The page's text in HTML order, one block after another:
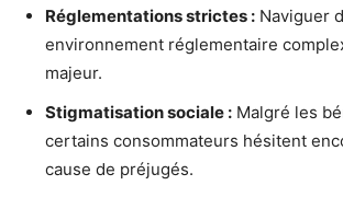
Réglementations strictes : Naviguer
environnement réglementaire
majeur.
Stigmatisation sociale : Malgré les
certains consommateurs hésitent
cause de préjugés.